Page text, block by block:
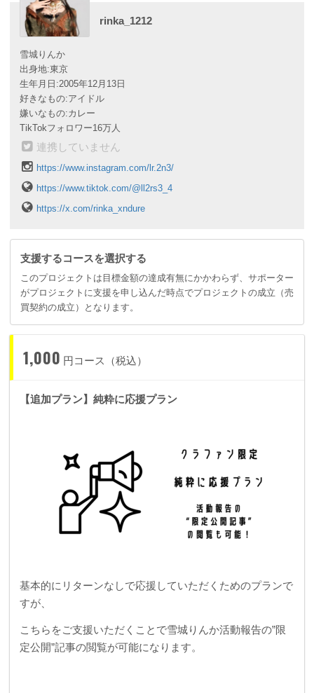
rinka_1212
雪城りんか
出身地:東京
生年月日:2005年12月13日
好きなもの:アイドル
嫌いなもの:カレー
TikTokフォロワー16万人
連携していません
https://www.instagram.com/lr.2n3/
https://www.tiktok.com/@ll2rs3_4
https://x.com/rinka_xndure
支援するコースを選択する
このプロジェクトは目標金額の達成有無にかかわらず、サポーター
がプロジェクトに支援を申し込んだ時点でプロジェクトの成立（売
買契約の成立）となります。
1,000 円コース（税込）
【追加プラン】純粋に応援プラン
基本的にリターンなしで応援していただくためのプランで
すが、
こちらをご支援いただくことで雪城りんか活動報告の”限
定公開”記事の閲覧が可能になります。